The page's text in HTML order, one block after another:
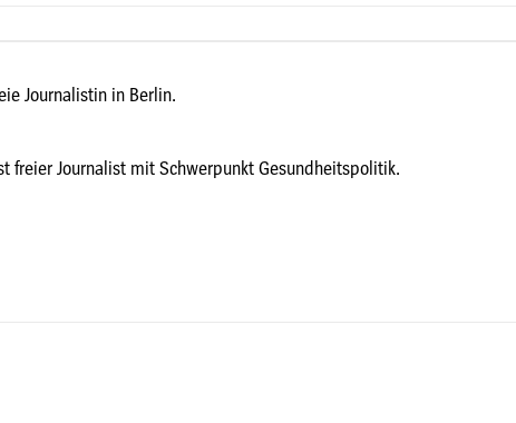
Journalistin in Berlin.
freier Journalist mit Schwerpunkt Gesundheitspolitik.